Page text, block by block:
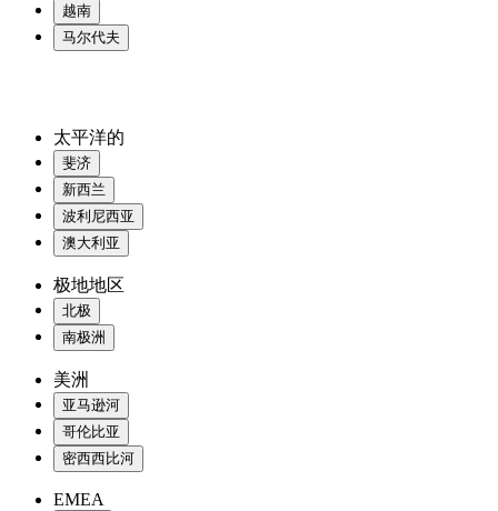
越南
马尔代夫
太平洋的
斐济
新西兰
波利尼西亚
澳大利亚
极地地区
北极
南极洲
美洲
亚马逊河
哥伦比亚
密西西比河
EMEA